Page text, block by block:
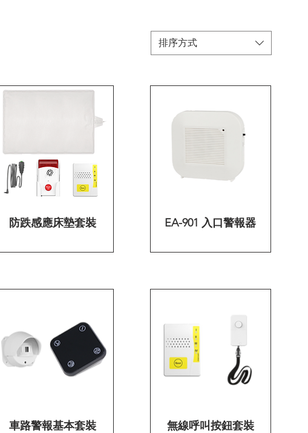
排序方式
快速瀏覽
防跌感應床墊套裝 快速瀏覽
EA-901 入口警報器
快速瀏覽
車路警報基本套裝 快速瀏覽
無線呼叫按鈕套裝